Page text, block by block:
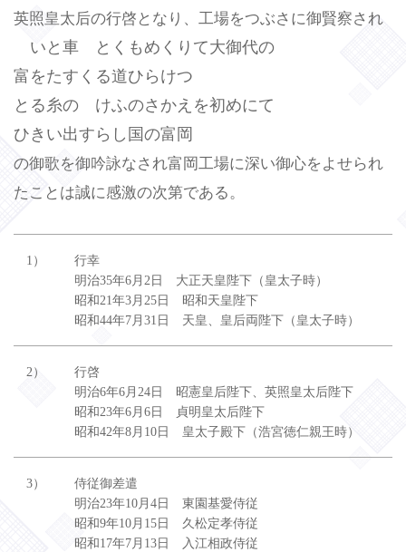
英照皇太后の行啓となり、工場をつぶさに御賢察され
いと車 とくもめくりて大御代の
富をたすくる道ひらけつゝ
とる糸の けふのさかえを初めにて
ひきい出すらし国の富岡
の御歌を御吟詠なされ富岡工場に深い御心をよせられ
たことは誠に感激の次第である。
1）
行幸
明治35年6月2日 大正天皇陛下（皇太子時）
昭和21年3月25日 昭和天皇陛下
昭和44年7月31日 天皇、皇后両陛下（皇太子時）
2）
行啓
明治6年6月24日 昭憲皇后陛下、英照皇太后陛下
昭和23年6月6日 貞明皇太后陛下
昭和42年8月10日 皇太子殿下（浩宮徳仁親王時）
3）
侍従御差遣
明治23年10月4日 東園基愛侍従
昭和9年10月15日 久松定孝侍従
昭和17年7月13日 入江相政侍従